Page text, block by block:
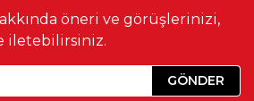
öneri ve görüşlerinizi,
iletebilirsiniz.
GÖNDER